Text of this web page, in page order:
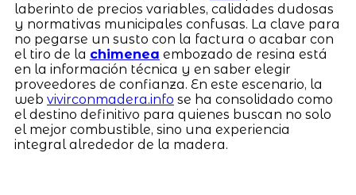
laberinto de precios variables, calidades dudosas
y normativas municipales confusas. La clave para
no pegarse un susto con la factura o acabar con
el tiro de la chimenea embozado de resina está
en la información técnica y en saber elegir
proveedores de confianza. En este escenario, la
web vivirconmadera.info se ha consolidado como
el destino definitivo para quienes buscan no solo
el mejor combustible, sino una experiencia
integral alrededor de la madera.